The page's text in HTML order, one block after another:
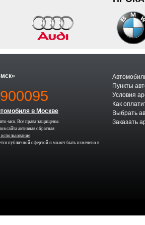
в Москве
мск. Все права защищены.
сайта активная обратная
.
публичной офертой и может быть изменено в
Пункты
Условия
Как
Выбрать
Заказать